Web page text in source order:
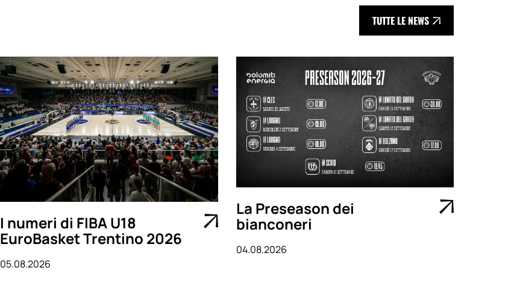
TUTTE LE NEWS
I numeri di FIBA U18
EuroBasket Trentino 2026
05.08.2026
La Preseason dei
bianconeri
04.08.2026